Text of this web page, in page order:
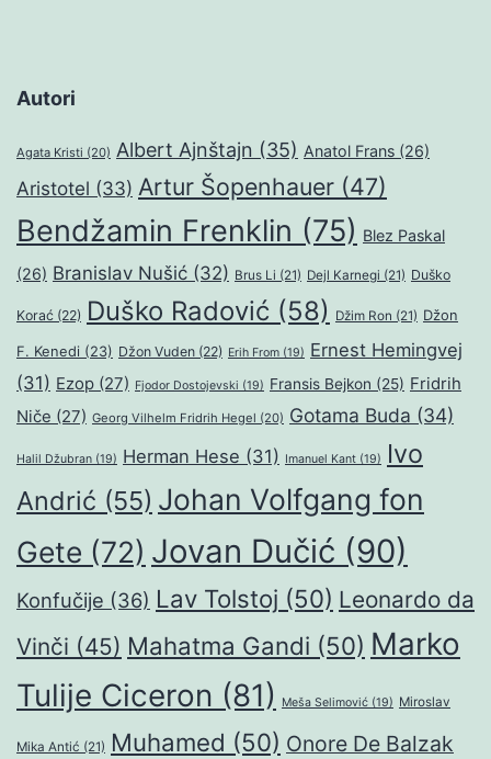
Autori
Agata Kristi (20) Albert Ajnštajn (35) Anatol Frans (26)
Aristotel (33) Artur Šopenhauer (47)
Bendžamin Frenklin (75) Blez Paskal
(26) Branislav Nušić (32) Brus Li (21) Dejl Karnegi (21) Duško
Korać (22) Duško Radović (58) Džim Ron (21) Džon
F. Kenedi (23) Džon Vuden (22) Erih From (19) Ernest Hemingvej
(31) Ezop (27) Fjodor Dostojevski (19) Fransis Bejkon (25) Fridrih
Niče (27) Georg Vilhelm Fridrih Hegel (20) Gotama Buda (34)
Halil Džubran (19) Herman Hese (31) Imanuel Kant (19)
Ivo
Andrić (55) Johan Volfgang fon
Gete (72) Jovan Dučić (90)
Konfučije (36) Lav Tolstoj (50) Leonardo da
Vinči (45) Mahatma Gandi (50) Marko
Tulije Ciceron (81) Meša Selimović (19) Miroslav
Mika Antić (21) Muhamed (50) Onore De Balzak